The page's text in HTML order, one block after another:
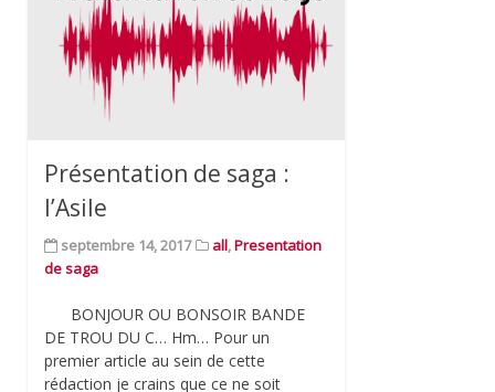
Présentation de saga :
l’Asile
septembre 14, 2017 all,Presentation
de saga
BONJOUR OU BONSOIR BANDE
DE TROU DU C… Hm… Pour un
premier article au sein de cette
rédaction je crains que ce ne soit